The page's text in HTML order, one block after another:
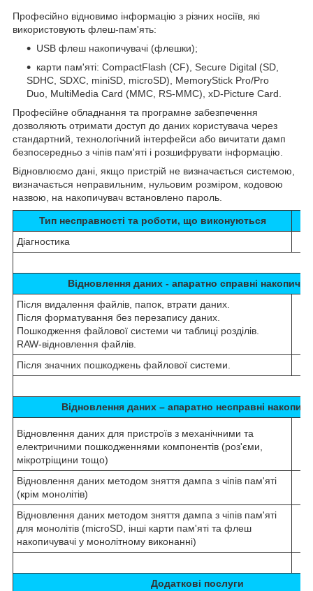
Професійно відновимо інформацію з різних носіїв, які
використовують флеш-пам'ять:
USB флеш накопичувачі (флешки);
карти пам'яті: CompactFlash (CF), Secure Digital (SD,
SDHC, SDXC, miniSD, microSD), MemoryStick Pro/Pro
Duo, MultiMedia Card (MMC, RS-MMC), xD-Picture Card.
Професійне обладнання та програмне забезпечення
дозволяють отримати доступ до даних користувача через
стандартний, технологічний інтерфейси або вичитати дамп
безпосередньо з чіпів пам'яті і розшифрувати інформацію.
Відновлюємо дані, якщо пристрій не визначається системою,
визначається неправильним, нульовим розміром, кодовою
назвою, на накопичувач встановлено пароль.
Тип несправності та роботи, що виконуються
Діагностика
Відновлення даних - апаратно справні
Після видалення файлів, папок, втрати даних.
Після форматування без перезапису даних.
Пошкодження файлової системи чи таблиці розділів.
RAW-відновлення файлів.
Після значних пошкоджень файлової системи.
Відновлення даних – апаратно несправні
Відновлення даних для пристроїв з механічними та
електричними пошкодженнями компонентів (роз'єми,
мікротріщини тощо)
Відновлення даних методом зняття дампа з чіпів пам'яті
(крім монолітів)
Відновлення даних методом зняття дампа з чіпів пам'яті
для монолітів (microSD, інші карти пам'яті та флеш
накопичувачі у монолітному виконанні)
Додаткові послуги